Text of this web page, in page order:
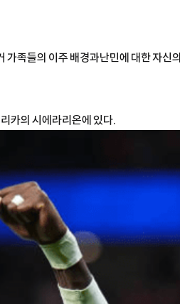
족들의 이주 배경과난민에 대한 자신의
카의 시에라리온에 있다.